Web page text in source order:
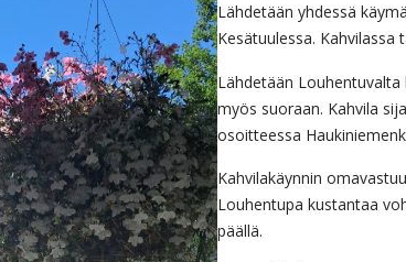
Lähdetään yhdessä
Kesätuulessa. Kahvilassa
Lähdetään Louhentuvalta
myös suoraan. Kahvila
osoitteessa
Kahvilakäynnin
Louhentupa kustantaa
päällä.